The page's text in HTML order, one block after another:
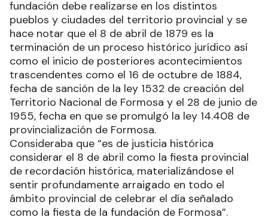
fundación debe realizarse en los distintos
pueblos y ciudades del territorio provincial y se
hace notar que el 8 de abril de 1879 es la
terminación de un proceso histórico jurídico así
como el inicio de posteriores acontecimientos
trascendentes como el 16 de octubre de 1884,
fecha de sanción de la ley 1532 de creación del
Territorio Nacional de Formosa y el 28 de junio de
1955, fecha en que se promulgó la ley 14.408 de
provincialización de Formosa.
Consideraba que “es de justicia histórica
considerar el 8 de abril como la fiesta provincial
de recordación histórica, materializándose el
sentir profundamente arraigado en todo el
ámbito provincial de celebrar el día señalado
como la fiesta de la fundación de Formosa”.